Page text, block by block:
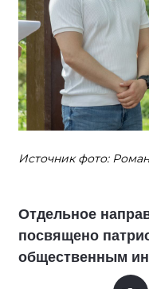
Источник фото:
Отдельное
посвящено
общественным